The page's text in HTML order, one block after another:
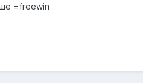
=freewin